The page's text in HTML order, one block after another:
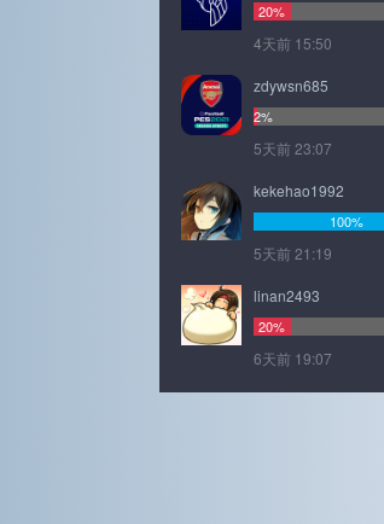
20%
4天前 15:50
zdywsn685
2%
5天前 23:07
kekehao1992
100%
5天前 21:19
linan2493
20%
6天前 19:07